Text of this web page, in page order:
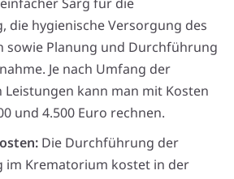
die hygienische Versorgung des
sowie Planung und Durchführung
Je nach Umfang der
Leistungen kann man mit Kosten
und 4.500 Euro rechnen.
Die Durchführung der
im Krematorium kostet in der